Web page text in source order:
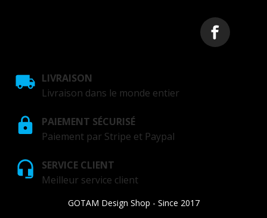
LIVRAISON
Livraison dans le monde entier
PAIEMENT SÉCURISÉ
Paiement par Stripe et Paypal
SERVICE CLIENT
Meilleur service client
GOTAM Design Shop - Since 2017